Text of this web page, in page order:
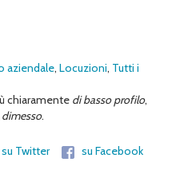
aziendale, Locuzioni, Tutti i
chiaramente di basso profilo,
dimesso.
su Twitter
su Facebook